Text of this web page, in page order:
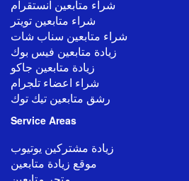
شراء متابعين انستقرام
شراء متابعين تويتر
شراء متابعين سناب شات
زيادة متابعين فيس بوك
زيادة متابعين جاكو
شراء اعضاء تلجرام
رشق متابعين تيك توك
Service Areas
زيادة مشتركين يوتيوب
موقع زيادة متابعين